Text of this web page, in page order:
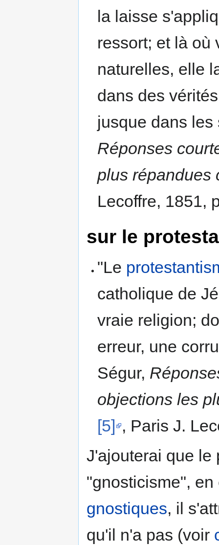
la laisse
ressort; et là où
naturelles, elle
dans des
jusque dans
Réponses
plus répandues
Lecoffre, 1851,
sur le
"Le
catholique de
vraie religion;
erreur, une
Ségur,
objections les
[5] , Paris J.
J'ajouterai que le
"gnosticisme",
gnostiques, il
qu'il n'a pas (voir